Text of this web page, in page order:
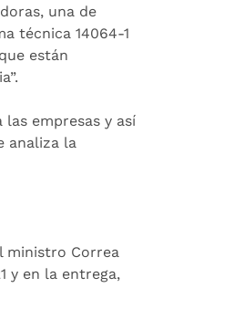
una de
técnica 14064-1
están
empresas y así
analiza la
ministro Correa
y en la entrega,